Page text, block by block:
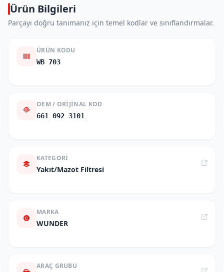
Ürün Bilgileri
Parçayı doğru tanımanız için temel kodlar ve sınıflandırmalar.
ÜRÜN KODU
WB 703
OEM / ORIJINAL KOD
661 092 3101
KATEGORI
Yakıt/Mazot Filtresi
MARKA
WUNDER
ARAÇ GRUBU